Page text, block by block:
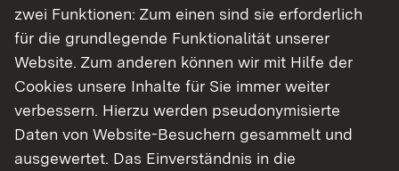
Längenprofile 04
Mast- und
Fundamentangaben
05
Grunderwerb 06 zip
zwei Funktionen: Zum einen sind sie erforderlich
für die grundlegende Funktionalität unserer
Website. Zum anderen können wir mit Hilfe der
Cookies unsere Inhalte für Sie immer weiter
verbessern. Hierzu werden pseudonymisierte
Daten von Website-Besuchern gesammelt und
ausgewertet. Das Einverständnis in die